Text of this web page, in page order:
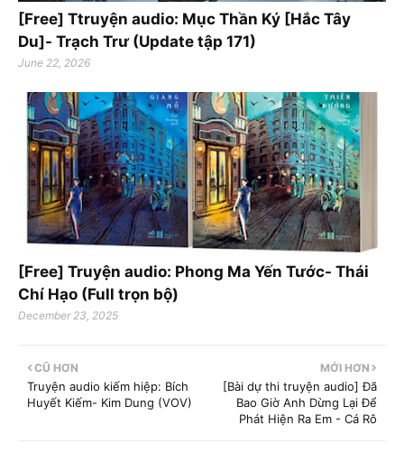
[Free] Ttruyện audio: Mục Thần Ký [Hắc Tây
Du]- Trạch Trư (Update tập 171)
June 22, 2026
[Free] Truyện audio: Phong Ma Yến Tước- Thái
Chí Hạo (Full trọn bộ)
December 23, 2025
MỚI HƠN
[Bài dự thi truyện audio] Đã
Bao Giờ Anh Dừng Lại Để
Phát Hiện Ra Em - Cá Rô
CŨ HƠN
Truyện audio kiếm hiệp: Bích
Huyết Kiếm- Kim Dung (VOV)